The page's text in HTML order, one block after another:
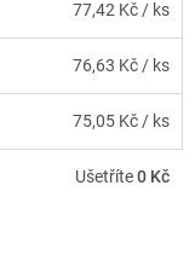
77,42 Kč/ ks
76,63 Kč/ ks
75,05 Kč/ ks
Ušetříte0 Kč